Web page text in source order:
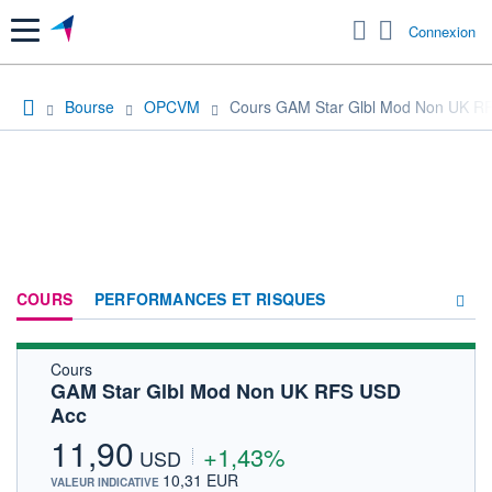
Menu Connexion
Bourse OPCVM Cours GAM Star Glbl Mod Non UK
COURS PERFORMANCES ET RISQUES
FORUM
Cours
GAM Star Glbl Mod Non UK RFS USD
Acc
11,90 USD +1,43%
VALEUR INDICATIVE 10,31 EUR